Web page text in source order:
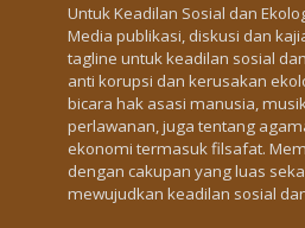
Untuk Keadilan Sosial dan
Media publikasi, diskusi dan
tagline untuk keadilan sosial
anti korupsi dan kerusakan
bicara hak asasi manusia,
perlawanan, juga tentang
ekonomi termasuk filsafat.
dengan cakupan yang luas
mewujudkan keadilan sosial